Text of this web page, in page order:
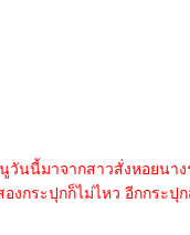
นนี้มาจากสาวสั่งหอยนาง
องกระปุกก็ไม่ไหว อีกกระปุ